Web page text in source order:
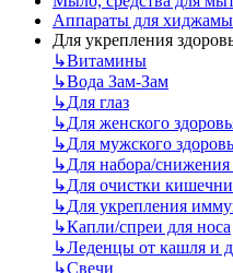
Аппараты для хиджамы
Для укрепления
↳Витамины
↳Вода Зам-Зам
↳Для глаз
↳Для женского
↳Для мужского
↳Для набора/снижения
↳Для очистки
↳Для укрепления
↳Капли/спреи для носа
↳Леденцы от кашля и
↳Свечи